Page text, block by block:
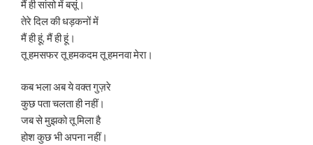
मैं ही सांसो में बसूं।
तेरे दिल की धड़कनों में
मैं ही हूं, मैं ही हूं।
तू हमसफर तू हमकदम तू हमनवा मेरा।
कब भला अब ये वक्त गुज़रे
कुछ पता चलता ही नहीं।
जब से मुझको तू मिला है
होश कुछ भी अपना नहीं।